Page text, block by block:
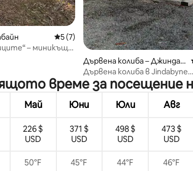
Средна оценка: 5 от 5, 7 отзива
5 (7)
– миникъща
Дървена колиба – Джиндаб
айн
Дървена колиба в Jindabyne
Highcountry Retreat
време за посещение
Май Юни Юли Авг
226 $
USD
371 $
USD
498 $
USD
473 $
USD
50°F 45°F 44°F 46°F